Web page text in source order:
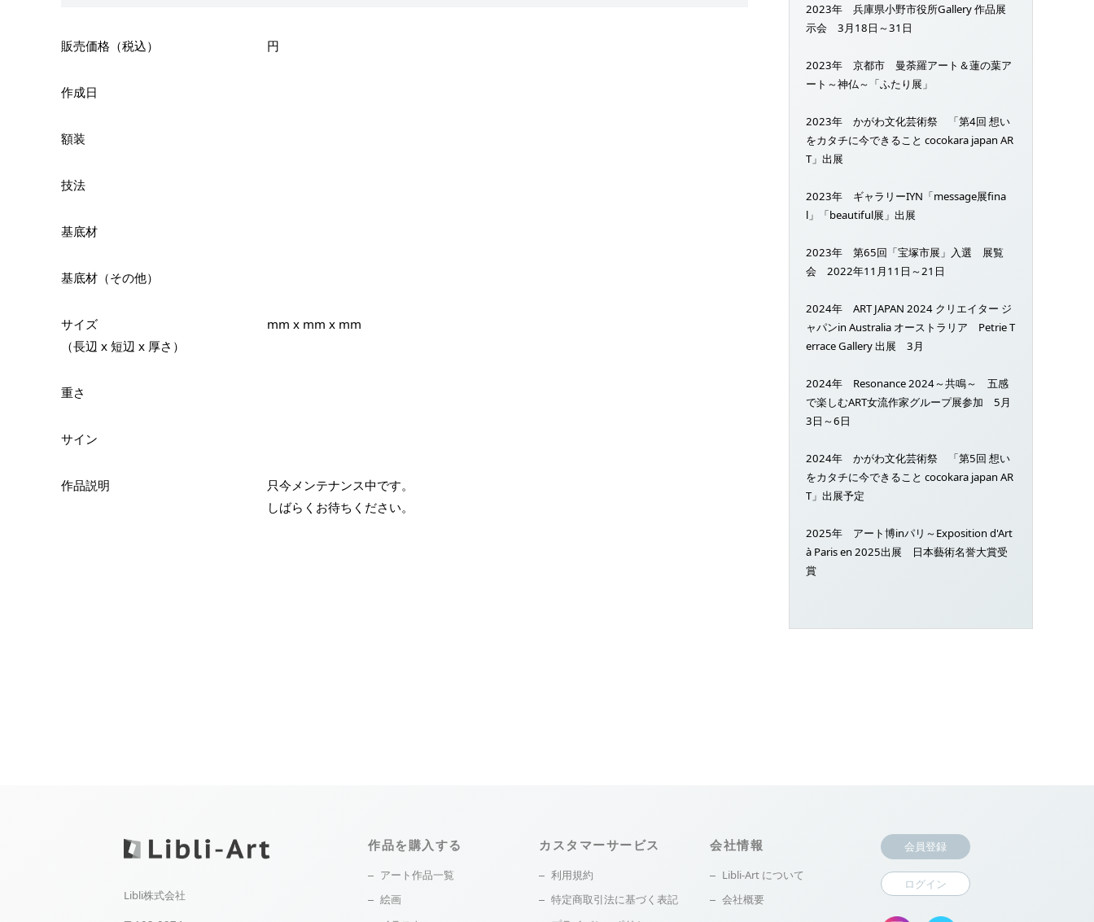
販売価格（税込） 円
作成日
額装
技法
基底材
基底材（その他）
サイズ
（長辺 x 短辺 x 厚さ）
mm x mm x mm
重さ
サイン
作品説明
只今メンテナンス中です。
しばらくお待ちください。
2023年 兵庫県小野市役所Gallery 作品展
示会 3月18日～31日
2023年 京都市 曼荼羅アート＆蓮の葉ア
ート～神仏～「ふたり展」
2023年 かがわ文化芸術祭 「第4回 想い
をカタチに今できること cocokara japan AR
T」出展
2023年 ギャラリーIYN「message展fina
l」「beautiful展」出展
2023年 第65回「宝塚市展」入選 展覧
会 2022年11月11日～21日
2024年 ART JAPAN 2024 クリエイター ジ
ャパンin Australia オーストラリア Petrie T
errace Gallery 出展 3月
2024年 Resonance 2024～共鳴～ 五感
で楽しむART女流作家グループ展参加 5月
3日～6日
2024年 かがわ文化芸術祭 「第5回 想い
をカタチに今できること cocokara japan AR
T」出展予定
2025年 アート博inパリ～Exposition d'Art
à Paris en 2025出展 日本藝術名誉大賞受
賞
Libli株式会社
作品を購入する
アート作品一覧
絵画
カスタマーサービス
利用規約
特定商取引法に基づく表記
会社情報
Libli-Art について
会社概要
会員登録
ログイン